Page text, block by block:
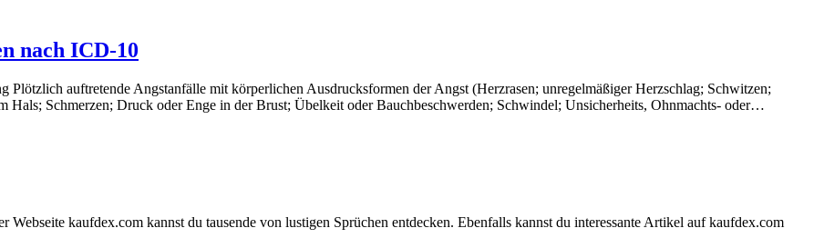
nach ICD-10
auftretende Angstanfälle mit körperlichen Ausdrucksformen der Angst (Herzrasen; unregelmäßiger Herzschlag; Schwitzen;
Schmerzen; Druck oder Enge in der Brust; Übelkeit oder Bauchbeschwerden; Schwindel; Unsicherheits, Ohnmachts- oder…
kaufdex.com kannst du tausende von lustigen Sprüchen entdecken. Ebenfalls kannst du interessante Artikel auf kaufdex.com